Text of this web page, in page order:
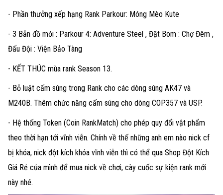
- Phần thưởng xếp hạng Rank Parkour: Móng Mèo Kute
- 3 Bản đồ mới : Parkour 4: Adventure Steel , Đặt Bom : Chợ Đêm ,
Đấu Đội : Viện Bảo Tàng
- KẾT THÚC mùa rank Season 13.
- Bỏ luật cấm súng trong Rank cho các dòng súng AK47 và
M240B. Thêm chức năng cấm súng cho dòng COP357 và USP.
- Hệ thống Token (Coin RankMatch) cho phép quy đổi vật phẩm
theo thời hạn tới vĩnh viễn. Chính về thế những anh em nào nick cf
bị khóa, nick đột kích khóa vĩnh viễn thì có thể qua Shop Đột Kích
Giá Rẻ của mình để mua nick về chơi, cày cuốc sự kiện rank mới
này nhé.